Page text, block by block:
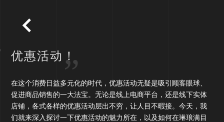
优惠活动！
在这个消费日益多元化的时代，优惠活动无疑是吸引顾客眼球、
促进商品销售的一大法宝。无论是线上电商平台，还是线下实体
店铺，各式各样的优惠活动层出不穷，让人目不暇接。今天，我
们就来深入探讨一下优惠活动的魅力所在，以及如何在琳琅满目